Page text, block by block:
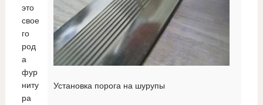
Установка порога на шурупы
это
свое
го
род
а
фур
ниту
ра